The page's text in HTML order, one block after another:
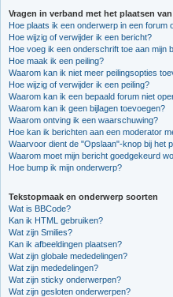
Vragen in verband met het plaatsen
Hoe plaats ik een onderwerp in een forum
Hoe wijzig of verwijder ik een bericht?
Hoe voeg ik een onderschrift toe aan mijn
Hoe maak ik een peiling?
Waarom kan ik niet meer peilingsopties
Hoe wijzig of verwijder ik een peiling?
Waarom kan ik een bepaald forum niet
Waarom kan ik geen bijlagen toevoegen?
Waarom ontving ik een waarschuwing?
Hoe kan ik berichten aan een moderator
Waarvoor dient de "Opslaan"-knop bij het
Waarom moet mijn bericht goedgekeurd
Hoe bump ik mijn onderwerp?
Tekstopmaak en onderwerp soorten
Wat is BBCode?
Kan ik HTML gebruiken?
Wat zijn Smilies?
Kan ik afbeeldingen plaatsen?
Wat zijn globale mededelingen?
Wat zijn mededelingen?
Wat zijn sticky onderwerpen?
Wat zijn gesloten onderwerpen?